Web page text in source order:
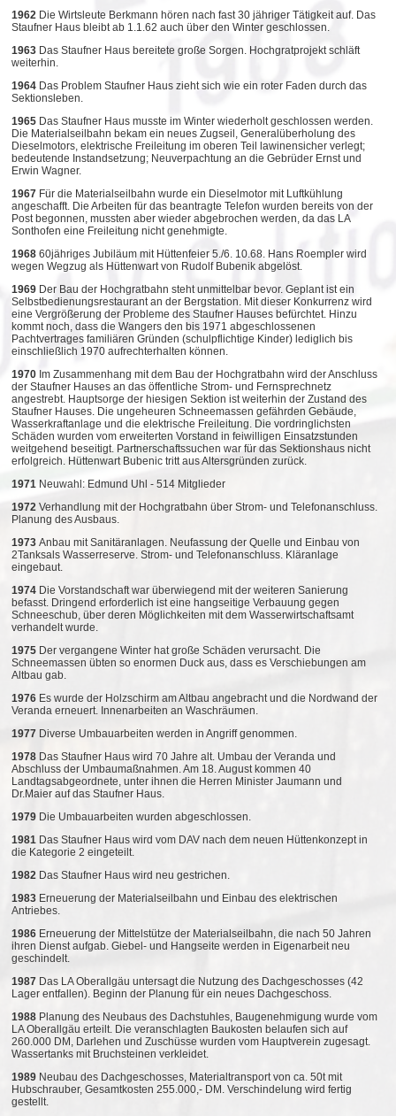
1962 Die Wirtsleute Berkmann hören nach fast 30 jähriger Tätigkeit auf. Das
Staufner Haus bleibt ab 1.1.62 auch über den Winter geschlossen.
1963 Das Staufner Haus bereitete große Sorgen. Hochgratprojekt schläft
weiterhin.
1964 Das Problem Staufner Haus zieht sich wie ein roter Faden durch das
Sektionsleben.
1965 Das Staufner Haus musste im Winter wiederholt geschlossen werden.
Die Materialseilbahn bekam ein neues Zugseil, Generalüberholung des
Dieselmotors, elektrische Freileitung im oberen Teil lawinensicher verlegt;
bedeutende Instandsetzung; Neuverpachtung an die Gebrüder Ernst und
Erwin Wagner.
1967 Für die Materialseilbahn wurde ein Dieselmotor mit Luftkühlung
angeschafft. Die Arbeiten für das beantragte Telefon wurden bereits von der
Post begonnen, mussten aber wieder abgebrochen werden, da das LA
Sonthofen eine Freileitung nicht genehmigte.
1968 60jähriges Jubiläum mit Hüttenfeier 5./6. 10.68. Hans Roempler wird
wegen Wegzug als Hüttenwart von Rudolf Bubenik abgelöst.
1969 Der Bau der Hochgratbahn steht unmittelbar bevor. Geplant ist ein
Selbstbedienungsrestaurant an der Bergstation. Mit dieser Konkurrenz wird
eine Vergrößerung der Probleme des Staufner Hauses befürchtet. Hinzu
kommt noch, dass die Wangers den bis 1971 abgeschlossenen
Pachtvertrages familiären Gründen (schulpflichtige Kinder) lediglich bis
einschließlich 1970 aufrechterhalten können.
1970 Im Zusammenhang mit dem Bau der Hochgratbahn wird der Anschluss
der Staufner Hauses an das öffentliche Strom- und Fernsprechnetz
angestrebt. Hauptsorge der hiesigen Sektion ist weiterhin der Zustand des
Staufner Hauses. Die ungeheuren Schneemassen gefährden Gebäude,
Wasserkraftanlage und die elektrische Freileitung. Die vordringlichsten
Schäden wurden vom erweiterten Vorstand in feiwilligen Einsatzstunden
weitgehend beseitigt. Partnerschaftssuchen war für das Sektionshaus nicht
erfolgreich. Hüttenwart Bubenic tritt aus Altersgründen zurück.
1971 Neuwahl: Edmund Uhl - 514 Mitglieder
1972 Verhandlung mit der Hochgratbahn über Strom- und Telefonanschluss.
Planung des Ausbaus.
1973 Anbau mit Sanitäranlagen. Neufassung der Quelle und Einbau von
2Tanksals Wasserreserve. Strom- und Telefonanschluss. Kläranlage
eingebaut.
1974 Die Vorstandschaft war überwiegend mit der weiteren Sanierung
befasst. Dringend erforderlich ist eine hangseitige Verbauung gegen
Schneeschub, über deren Möglichkeiten mit dem Wasserwirtschaftsamt
verhandelt wurde.
1975 Der vergangene Winter hat große Schäden verursacht. Die
Schneemassen übten so enormen Duck aus, dass es Verschiebungen am
Altbau gab.
1976 Es wurde der Holzschirm am Altbau angebracht und die Nordwand der
Veranda erneuert. Innenarbeiten an Waschräumen.
1977 Diverse Umbauarbeiten werden in Angriff genommen.
1978 Das Staufner Haus wird 70 Jahre alt. Umbau der Veranda und
Abschluss der Umbaumaßnahmen. Am 18. August kommen 40
Landtagsabgeordnete, unter ihnen die Herren Minister Jaumann und
Dr.Maier auf das Staufner Haus.
1979 Die Umbauarbeiten wurden abgeschlossen.
1981 Das Staufner Haus wird vom DAV nach dem neuen Hüttenkonzept in
die Kategorie 2 eingeteilt.
1982 Das Staufner Haus wird neu gestrichen.
1983 Erneuerung der Materialseilbahn und Einbau des elektrischen
Antriebes.
1986 Erneuerung der Mittelstütze der Materialseilbahn, die nach 50 Jahren
ihren Dienst aufgab. Giebel- und Hangseite werden in Eigenarbeit neu
geschindelt.
1987 Das LA Oberallgäu untersagt die Nutzung des Dachgeschosses (42
Lager entfallen). Beginn der Planung für ein neues Dachgeschoss.
1988 Planung des Neubaus des Dachstuhles, Baugenehmigung wurde vom
LA Oberallgäu erteilt. Die veranschlagten Baukosten belaufen sich auf
260.000 DM, Darlehen und Zuschüsse wurden vom Hauptverein zugesagt.
Wassertanks mit Bruchsteinen verkleidet.
1989 Neubau des Dachgeschosses, Materialtransport von ca. 50t mit
Hubschrauber, Gesamtkosten 255.000,- DM. Verschindelung wird fertig
gestellt.